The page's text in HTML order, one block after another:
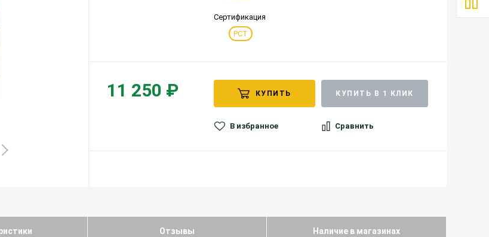
Сертификация
РСТ
11 250 ₽ КУПИТЬ КУПИТЬ В 1 КЛИК
В избранное Сравнить
Отзывы Наличие в магазинах